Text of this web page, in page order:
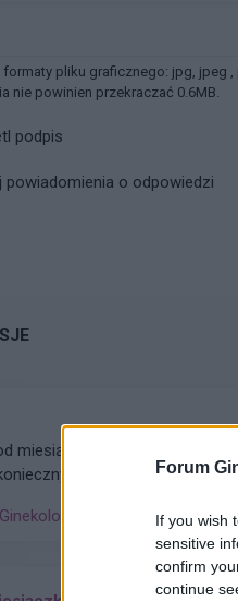
Forum
If you wish
sensitive
confirm
continue
pliku graficznego: jpg, jpeg ,
nie powinien przekraczać 0.6MB.
podpis
powiadomienia o odpowiedzi
miesiąca wystaje mi coś z
zabieg
Ginekologia - forum dla rodziny i